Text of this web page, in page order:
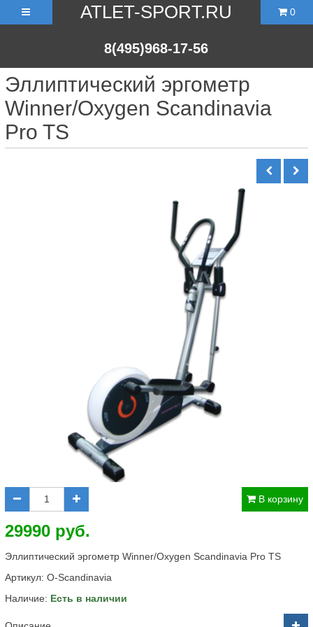
ATLET-SPORT.RU
8(495)968-17-56
0
Эллиптический эргометр
Winner/Oxygen Scandinavia
Pro TS
В корзину
29990 руб.
Эллиптический эргометр Winner/Oxygen Scandinavia Pro TS
Артикул: O-Scandinavia
Наличие: Есть в наличии